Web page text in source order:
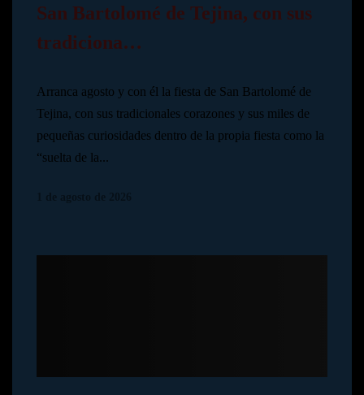
San Bartolomé de Tejina, con sus
tradiciona…
Arranca agosto y con él la fiesta de San Bartolomé de
Tejina, con sus tradicionales corazones y sus miles de
pequeñas curiosidades dentro de la propia fiesta como la
“suelta de la...